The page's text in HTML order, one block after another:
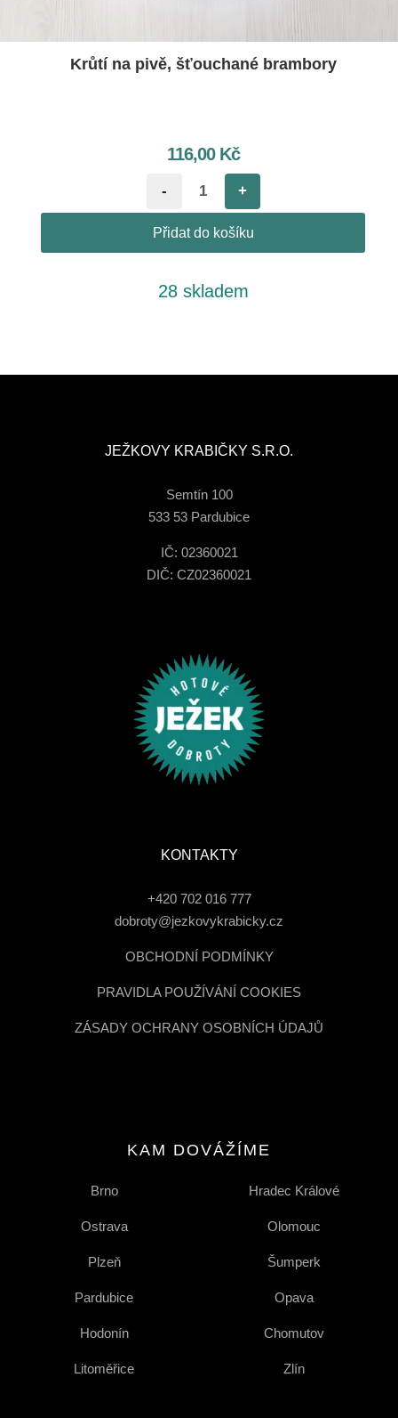
Krůtí na pivě, šťouchané brambory
116,00 Kč
- +
Přidat do košíku
28 skladem
JEŽKOVY KRABIČKY S.R.O.
Semtín 100
533 53 Pardubice
IČ: 02360021
DIČ: CZ02360021
KONTAKTY
+420 702 016 777
dobroty@jezkovykrabicky.cz
OBCHODNÍ PODMÍNKY
PRAVIDLA POUŽÍVÁNÍ COOKIES
ZÁSADY OCHRANY OSOBNÍCH ÚDAJŮ
KAM DOVÁŽÍME
Brno Hradec Králové
Ostrava Olomouc
Plzeň Šumperk
Pardubice Opava
Hodonín Chomutov
Litoměřice Zlín